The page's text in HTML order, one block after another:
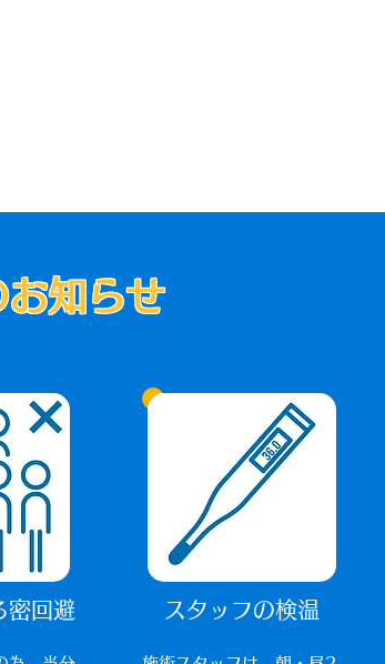
知らせ
密回避 スタッフの検温